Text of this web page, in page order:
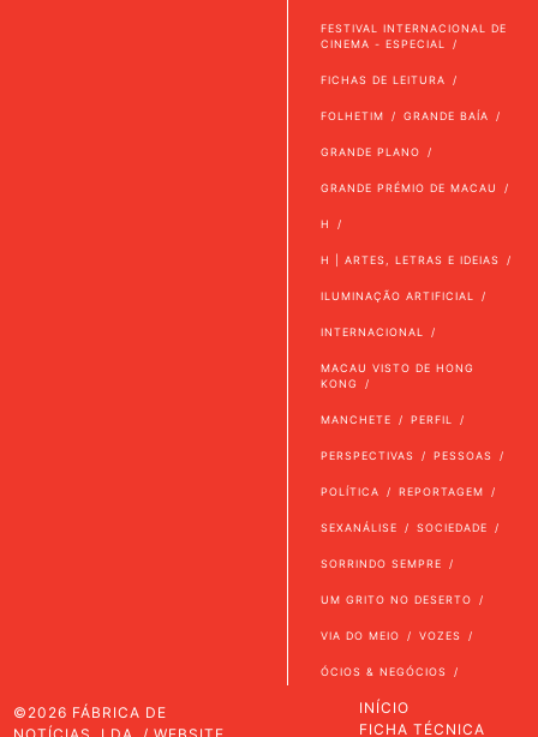
FESTIVAL INTERNACIONAL DE
CINEMA - ESPECIAL
FICHAS DE LEITURA
FOLHETIM GRANDE BAÍA
GRANDE PLANO
GRANDE PRÉMIO DE MACAU
H
H | ARTES, LETRAS E IDEIAS
ILUMINAÇÃO ARTIFICIAL
INTERNACIONAL
MACAU VISTO DE HONG
KONG
MANCHETE PERFIL
PERSPECTIVAS PESSOAS
POLÍTICA REPORTAGEM
SEXANÁLISE SOCIEDADE
SORRINDO SEMPRE
UM GRITO NO DESERTO
VIA DO MEIO VOZES
ÓCIOS & NEGÓCIOS
©2026 FÁBRICA DE
INÍCIO
FICHA TÉCNICA